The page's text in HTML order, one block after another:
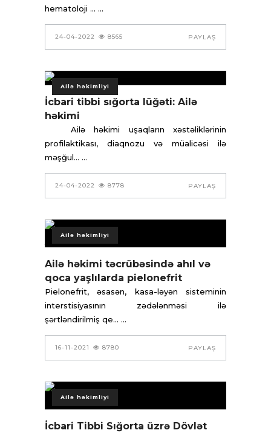
hematoloji ...
24-04-2022 8565 PAYLAŞ
Ailə həkimliyi
İcbari tibbi sığorta lüğəti: Ailə
həkimi
Ailə həkimi uşaqların xəstəliklərinin
profilaktikası, diaqnozu və müalicəsi ilə
məşğul...
24-04-2022 8778 PAYLAŞ
Ailə həkimliyi
Ailə həkimi təcrübəsində ahıl və
qoca yaşlılarda pielonefrit
Pielonefrit, əsasən, kasa-ləyən sisteminin
intersti­si­yasının zədələnməsi ilə
şərtləndirilmiş qe...
16-11-2021 8780 PAYLAŞ
Ailə həkimliyi
İcbari Tibbi Sığorta üzrə Dövlət